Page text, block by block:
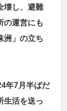
壊し、避難
の運営にも
洲」の立ち
年7月半ばだ
生活を送っ